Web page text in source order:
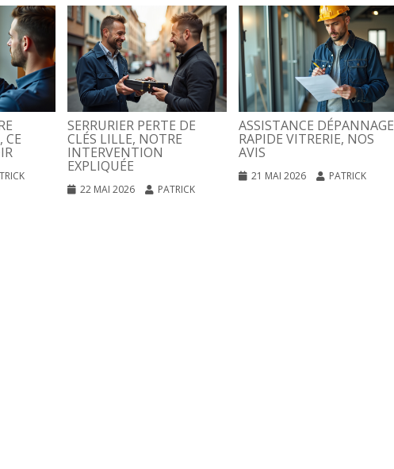
CE
SERRURIER PERTE DE
CLÉS LILLE, NOTRE
INTERVENTION
EXPLIQUÉE
22 MAI 2026 PATRICK
ASSISTANCE DÉPANNAGE
RAPIDE VITRERIE, NOS
AVIS
21 MAI 2026 PATRICK